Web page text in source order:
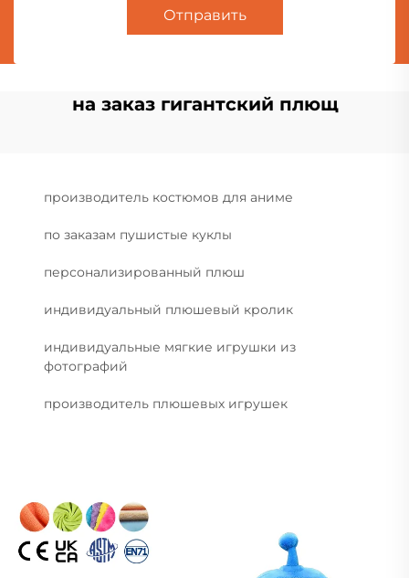
Отправить
на заказ гигантский плющ
производитель костюмов для аниме
по заказам пушистые куклы
персонализированный плюш
индивидуальный плюшевый кролик
индивидуальные мягкие игрушки из
фотографий
производитель плюшевых игрушек